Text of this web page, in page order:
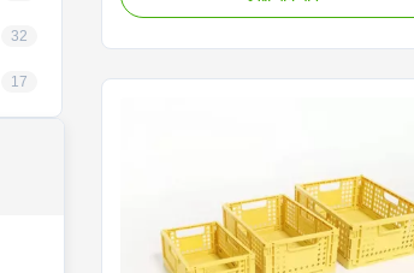
32
17
ইঞ্চি x 10.04 ইঞ্চি x 5.12 ইঞ্চি। কমপ্যাক্ট এবং